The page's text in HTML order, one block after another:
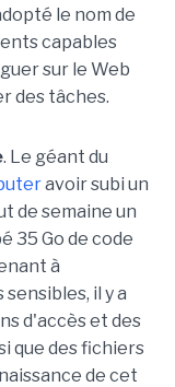
le nom de
capables
sur le Web
des tâches.
. Le géant du
avoir subi un
de semaine un
35 Go de code
à
il y a
d'accès et des
que des fichiers
de cet